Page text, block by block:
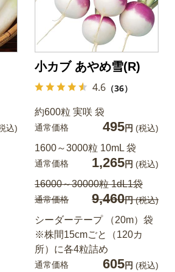
込)
小カブ あやめ雪(R)
4.6 （36）
約600粒 実咲 袋
通常価格 495円 (税込)
1600～3000粒 10mL 袋
通常価格 1,265円 (税込)
16000～30000粒 1dL1袋
通常価格 9,460円(税込)
シーダーテープ （20m）袋
※株間15cmごと（120カ
所）に各4粒詰め
通常価格 605円 (税込)